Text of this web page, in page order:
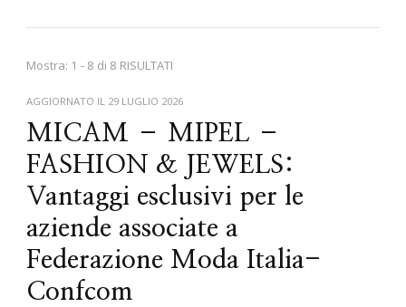
Mostra: 1 - 8 di 8 RISULTATI
AGGIORNATO IL 29 LUGLIO 2026
MICAM – MIPEL –
FASHION & JEWELS:
Vantaggi esclusivi per le
aziende associate a
Federazione Moda Italia-
Confcom